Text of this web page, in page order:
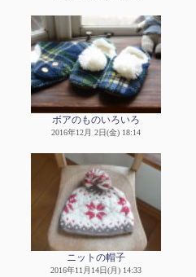
ボアのものいろいろ
2016年12月 2日(金) 18:14
ニットの帽子
2016年11月14日(月) 14:33